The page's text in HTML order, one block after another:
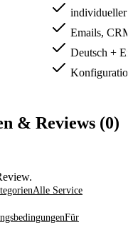
individueller
Emails,
Deutsch +
& Reviews (0)
Alle Service
Für